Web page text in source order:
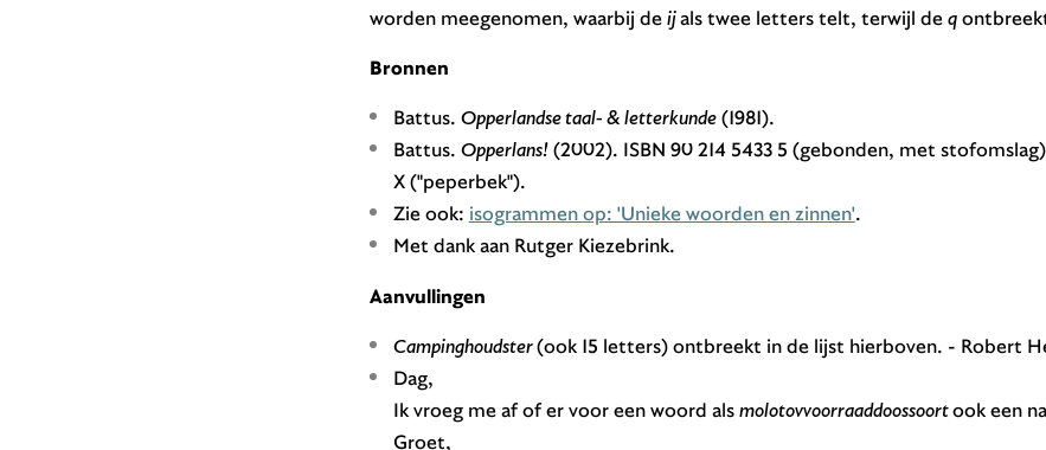
worden meegenomen, waarbij deijals twee letters telt, terwijl deq
Bronnen
Battus. Opperlandse taal- & letterkunde(1981).
Battus. Opperlans!(2002). ISBN 90 214 5433 5 (gebonden, met
X ("peperbek").
Zie ook: isogrammen op: 'Unieke woorden en zinnen'.
Met dank aan Rutger Kiezebrink.
Aanvullingen
Campinghoudster(ook 15 letters) ontbreekt in de lijst hierboven. - Robert
Dag,
Ik vroeg me af of er voor een woord alsmolotovvoorraaddoossoortook een
Groet,